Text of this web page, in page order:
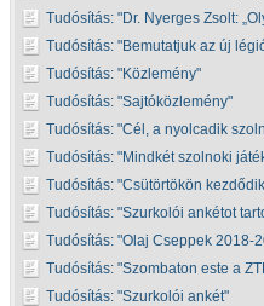
Tudósítás:
Dr. Nyerges Zsolt:
Tudósítás:
Bemutatjuk az új
Tudósítás:
Közlemény
Tudósítás: Sajtóközlemény
Tudósítás: Cél, a nyolcadik
Tudósítás:
Mindkét szolnoki
Tudósítás: Csütörtökön
Tudósítás: Szurkolói ankétot
Tudósítás: Olaj Cseppek 2018-
Tudósítás: Szombaton este a
Tudósítás: Szurkolói ankét